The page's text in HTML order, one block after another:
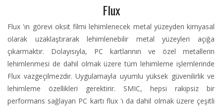
Flux
Flux 'ın görevi oksit filmi lehimlenecek metal yüzeyden kimyasal
olarak uzaklaştırarak lehimlenebilir metal yüzeyleri açığa
çıkarmaktır. Dolayısıyla, PC kartlarının ve özel metallerin
lehimlenmesi de dahil olmak üzere tüm lehimleme işlemlerinde
Flux vazgeçilmezdir. Uygulamayla uyumlu yüksek güvenilirlik ve
lehimleme özellikleri gerektirir. SMIC, hepsi rakipsiz bir
performans sağlayan PC kartı flux 'ı da dahil olmak üzere çeşitli